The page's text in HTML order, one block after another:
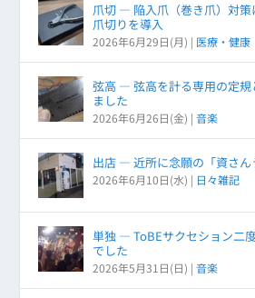
爪切 ― 陥入爪（巻き爪）対策
爪切りを導入
2026年6月29日(月) | 医療・健康
弦高 ― 弦高を計る専用の定規
ました
2026年6月26日(金) |音楽
出店 ― 近所に念願の「資さん
2026年6月10日(水) | 日々雑記
単独 ― ToBEサクセション二
でした
2026年5月31日(日) |音楽